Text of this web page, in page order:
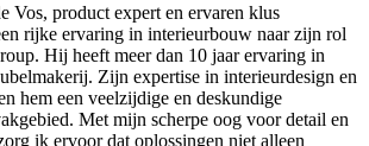
Vos, product expert en ervaren klus
rijke ervaring in interieurbouw naar zijn rol
Hij heeft meer dan 10 jaar ervaring in
Zijn expertise in interieurdesign en
hem een veelzijdige en deskundige
Met mijn scherpe oog voor detail en
ik ervoor dat oplossingen niet alleen